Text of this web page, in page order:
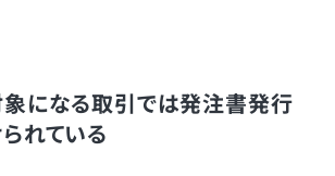
になる取引では発注書発行
れている